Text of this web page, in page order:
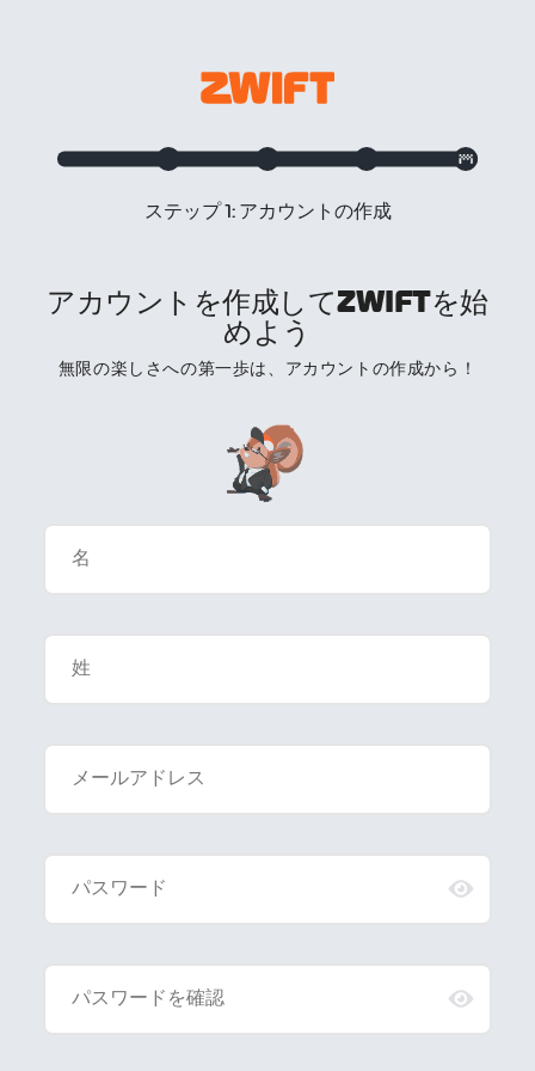
ステップ 1: アカウントの作成
アカウントを作成してZWIFTを始
めよう
無限の楽しさへの第一歩は、アカウントの作成から！
名
姓
メールアドレス
パスワード
パスワードを確認